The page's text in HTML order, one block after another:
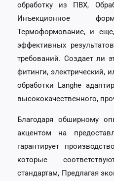
обработку из ПВХ,
Инъекционное
Термоформование, и
эффективных
требований. Создает ли
фитинги, электрический,
обработки Langhe
высококачественного,
Благодаря обширному
акцентом на
гарантирует
которые
стандартам, Предлагая